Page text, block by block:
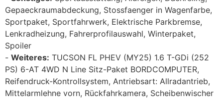
Gepaeckraumabdeckung, Stossfaenger in Wagenfarbe,
Sportpaket, Sportfahrwerk, Elektrische Parkbremse,
Lenkradheizung, Fahrerprofilauswahl, Winterpaket,
Spoiler
Weiteres: TUCSON FL PHEV (MY25) 1.6 T-GDi (252
PS) 6-AT 4WD N Line Sitz-Paket BORDCOMPUTER,
Reifendruck-Kontrollsystem, Antriebsart: Allradantrieb,
Mittelarmlehne vorn, Rückfahrkamera, Scheibenwischer